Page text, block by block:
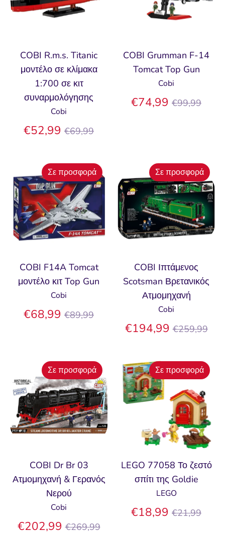
COBI R.m.s. Titanic
μοντέλο σε κλίμακα
1:700 σε κιτ
συναρμολόγησης
Cobi
€52,99 Κανονική
€69,99
COBI Grumman F-14
Tomcat Top Gun
Cobi
€74,99 Κανονική
€99,99
COBI F14A Tomcat
μοντέλο κιτ Top Gun
Cobi
€68,99 Κανονική
€89,99
Σε προσφορά
COBI Ιπτάμενος
Scotsman Βρετανικός
Ατμομηχανή
Cobi
€194,99 Κανονική
€259,99
Σε προσφορά
COBI Dr Br 03
Ατμομηχανή & Γερανός
Νερού
Cobi
€202,99 Κανονική
€269,99
Σε προσφορά
LEGO 77058 Το ζεστό
σπίτι της Goldie
LEGO
€18,99 Κανονική
€21,99
Σε προσφορά